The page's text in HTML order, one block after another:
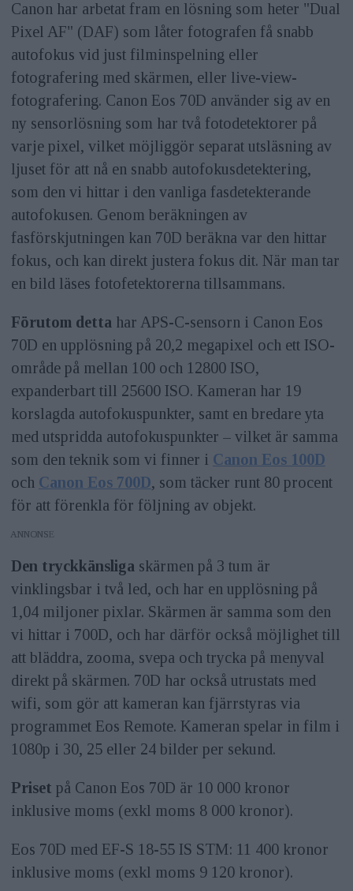
Canon har arbetat fram en lösning som heter "Dual
Pixel AF" (DAF) som låter fotografen få snabb
autofokus vid just filminspelning eller
fotografering med skärmen, eller live-view-
fotografering. Canon Eos 70D använder sig av en
ny sensorlösning som har två fotodetektorer på
varje pixel, vilket möjliggör separat utsläsning av
ljuset för att nå en snabb autofokusdetektering,
som den vi hittar i den vanliga fasdetekterande
autofokusen. Genom beräkningen av
fasförskjutningen kan 70D beräkna var den hittar
fokus, och kan direkt justera fokus dit. När man tar
en bild läses fotofetektorerna tillsammans.
Förutom detta har APS-C-sensorn i Canon Eos
70D en upplösning på 20,2 megapixel och ett ISO-
område på mellan 100 och 12800 ISO,
expanderbart till 25600 ISO. Kameran har 19
korslagda autofokuspunkter, samt en bredare yta
med utspridda autofokuspunkter – vilket är samma
som den teknik som vi finner i Canon Eos 100D
och Canon Eos 700D, som täcker runt 80 procent
för att förenkla för följning av objekt.
ANNONS
Den tryckkänsliga skärmen på 3 tum är
vinklingsbar i två led, och har en upplösning på
1,04 miljoner pixlar. Skärmen är samma som den
vi hittar i 700D, och har därför också möjlighet till
att bläddra, zooma, svepa och trycka på menyval
direkt på skärmen. 70D har också utrustats med
wifi, som gör att kameran kan fjärrstyras via
programmet Eos Remote. Kameran spelar in film i
1080p i 30, 25 eller 24 bilder per sekund.
Priset på Canon Eos 70D är 10 000 kronor
inklusive moms (exkl moms 8 000 kronor).
Eos 70D med EF-S 18-55 IS STM: 11 400 kronor
inklusive moms (exkl moms 9 120 kronor).